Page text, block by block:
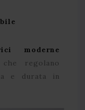
moderne
che regolano
e durata in